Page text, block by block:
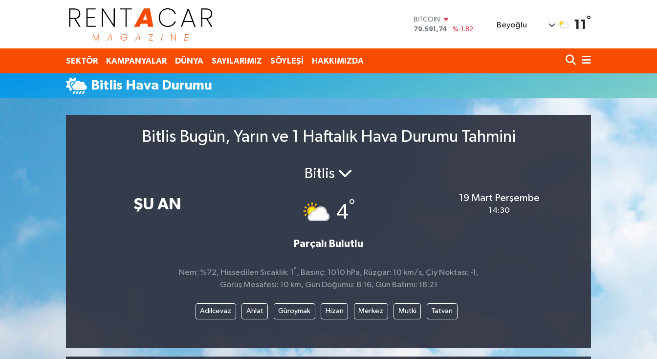
BITCOIN
79.591,74
%-1.82
45,43620
%0.02
%0.19
BİST100
Beyoğlu 11 °
SEKTÖR KAMPANYALAR DÜNYA SAYILARIMIZ SÖYLEŞİ HAKKIMIZDA
Bitlis Hava Durumu
Bitlis Bugün, Yarın ve 1 Haftalık Hava Durumu Tahmini
ŞU AN
Bitlis
4°
Parçalı Bulutlu
19 Mart Perşembe
14:30
Nem: %72, Hissedilen Sıcaklık: 1 ° , Basınç: 1010 hPa, Rüzgar: 10 km/s, Çiy Noktası: -1,
Görüş Mesafesi: 10 km, Gün Doğumu: 6:16, Gün Batımı: 18:21
Adilcevaz Ahlat Güroymak Hizan Merkez Mutki Tatvan
İstanbul Nöbetçi Eczaneler
İstanbul Hava Durumu
İstanbul Namaz Vakitleri
Süper Lig Puan Durumu ve Fikstür